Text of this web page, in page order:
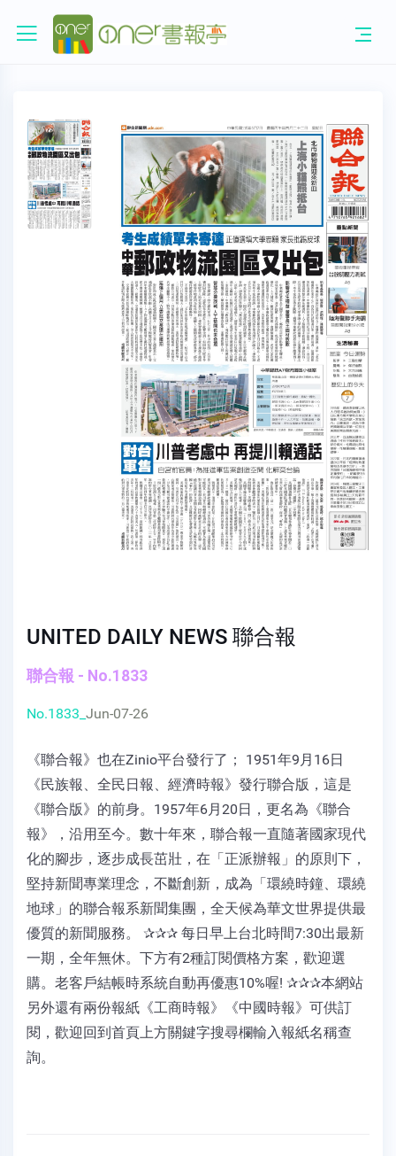
UNITED DAILY NEWS 聯合報
聯合報 - No.1833
No.1833_ Jun-07-26
《聯合報》也在Zinio平台發行了； 1951年9月16日
《民族報、全民日報、經濟時報》發行聯合版，這是
《聯合版》的前身。1957年6月20日，更名為《聯合
報》，沿用至今。數十年來，聯合報一直隨著國家現代
化的腳步，逐步成長茁壯，在「正派辦報」的原則下，
堅持新聞專業理念，不斷創新，成為「環繞時鐘、環繞
地球」的聯合報系新聞集團，全天候為華文世界提供最
優質的新聞服務。 ✰✰✰ 每日早上台北時間7:30出最新
一期，全年無休。下方有2種訂閱價格方案，歡迎選
購。老客戶結帳時系統自動再優惠10%喔! ✰✰✰本網站
另外還有兩份報紙《工商時報》《中國時報》可供訂
閱，歡迎回到首頁上方關鍵字搜尋欄輸入報紙名稱查
詢。